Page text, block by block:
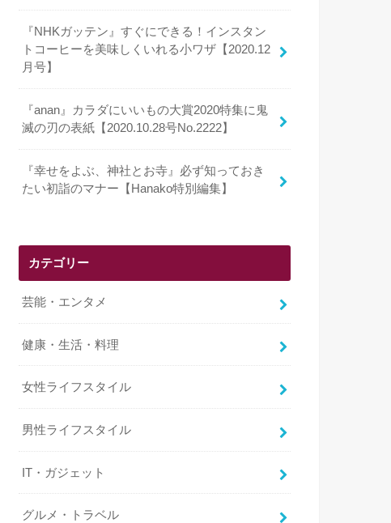
『NHKガッテン』すぐにできる！インスタン
トコーヒーを美味しくいれる小ワザ【2020.12
月号】
『anan』カラダにいいもの大賞2020特集に鬼
滅の刃の表紙【2020.10.28号No.2222】
『幸せをよぶ、神社とお寺』必ず知っておき
たい初詣のマナー【Hanako特別編集】
カテゴリー
芸能・エンタメ
健康・生活・料理
女性ライフスタイル
男性ライフスタイル
IT・ガジェット
グルメ・トラベル